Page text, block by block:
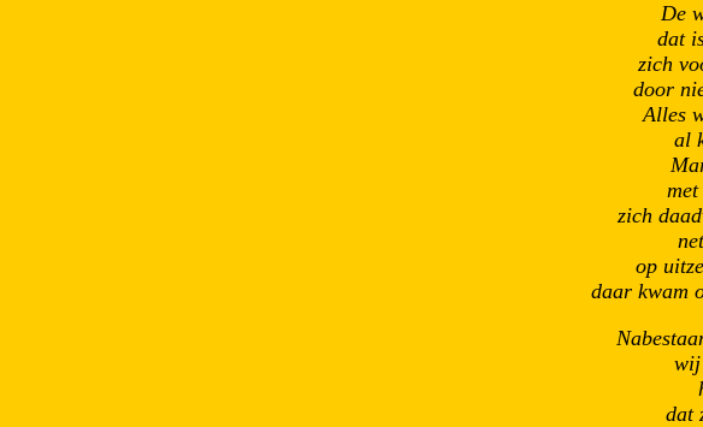
De
dat
zich
door
Alles
al
zich
op
daar kwam
wij
dat